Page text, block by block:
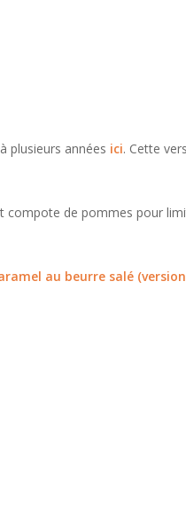
plusieurs années ici. Cette
compote de pommes pour
au beurre salé